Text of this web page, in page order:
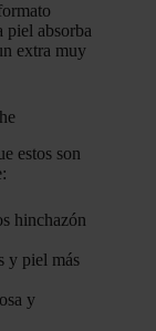
piel absorba
extra muy
estos son
hinchazón
y piel más
y